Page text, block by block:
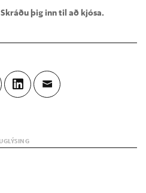
Skráðu þig inn til að kjósa.